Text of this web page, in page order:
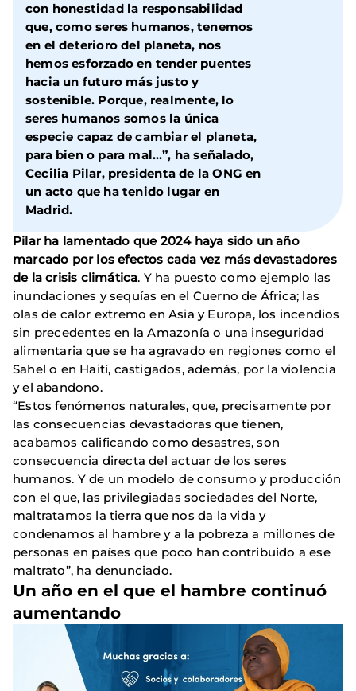
con honestidad la responsabilidad
que, como seres humanos, tenemos
en el deterioro del planeta, nos
hemos esforzado en tender puentes
hacia un futuro más justo y
sostenible. Porque, realmente, lo
seres humanos somos la única
especie capaz de cambiar el planeta,
para bien o para mal…”, ha señalado,
Cecilia Pilar, presidenta de la ONG en
un acto que ha tenido lugar en
Madrid.
Pilar ha lamentado que 2024 haya sido un año
marcado por los efectos cada vez más devastadores
de la crisis climática. Y ha puesto como ejemplo las
inundaciones y sequías en el Cuerno de África; las
olas de calor extremo en Asia y Europa, los incendios
sin precedentes en la Amazonía o una inseguridad
alimentaria que se ha agravado en regiones como el
Sahel o en Haití, castigados, además, por la violencia
y el abandono.
“Estos fenómenos naturales, que, precisamente por
las consecuencias devastadoras que tienen,
acabamos calificando como desastres, son
consecuencia directa del actuar de los seres
humanos. Y de un modelo de consumo y producción
con el que, las privilegiadas sociedades del Norte,
maltratamos la tierra que nos da la vida y
condenamos al hambre y a la pobreza a millones de
personas en países que poco han contribuido a ese
maltrato”, ha denunciado.
Un año en el que el hambre continuó
aumentando